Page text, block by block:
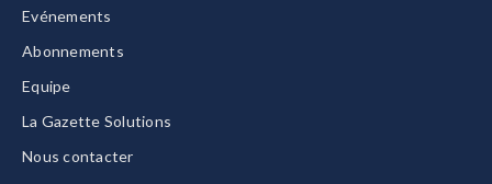
Evénements
Abonnements
Equipe
La Gazette Solutions
Nous contacter